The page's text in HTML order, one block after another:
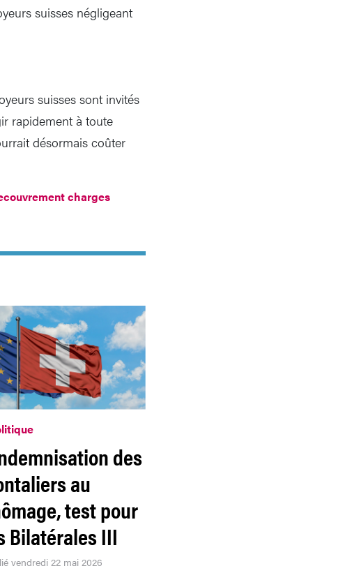
suisses négligeant
suisses sont invités
rapidement à toute
désormais coûter
charges
des
au
test pour
Bilatérales III
vendredi 22 mai 2026